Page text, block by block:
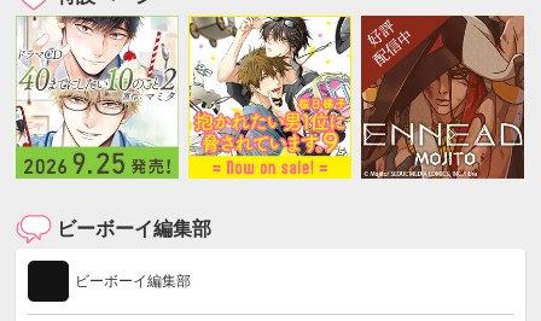
ビーボーイ編集部
ビーボーイ編集部